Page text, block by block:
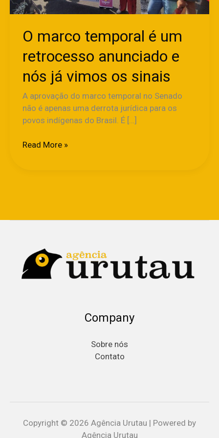
O marco temporal é um
retrocesso anunciado e
nós já vimos os sinais
A aprovação do marco temporal no Senado
não é apenas uma derrota jurídica para os
povos indígenas do Brasil. É […]
anunciado
e
já
vimos
os
sinais
Read More »
Company
Sobre nós
Contato
Copyright © 2026 Agência Urutau | Powered by
Agência Urutau